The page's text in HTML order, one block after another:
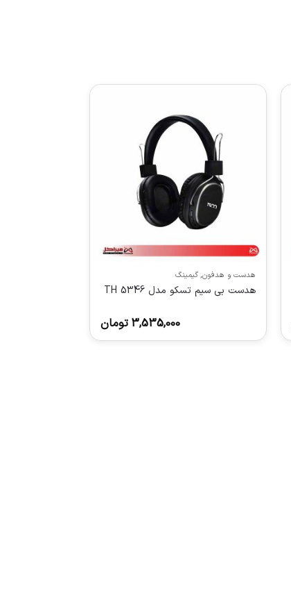
هدست و هدفون,گیمینگ
هدست بی سیم تسکو مدل TH 5346
3,535,000 تومان